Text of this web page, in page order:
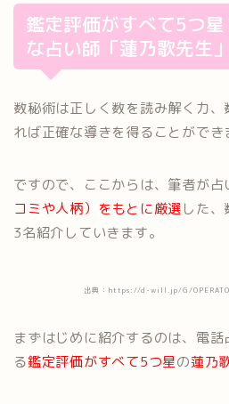
鑑定評価がすべて5つ
な占い師「蓮乃歌先生」
数秘術は正しく数を読み解く力
れば正確な導きを得ることができ
ですので、ここからは、筆者が占
コミや人柄）をもとに厳選した
3名紹介していきます。
出典：https://d-will.jp/G/
まずはじめに紹介するのは、電
る鑑定評価がすべて5つ星の蓮乃